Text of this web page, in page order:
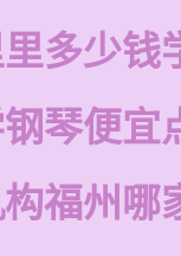
多少钱
琴便宜
福州哪